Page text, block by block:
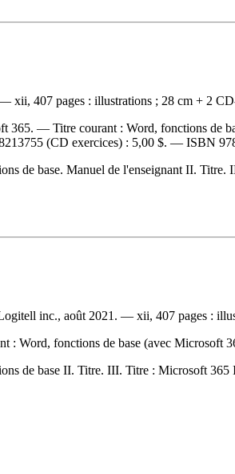
xii, 407 pages : illustrations ; 28 cm + 2
365. — Titre courant : Word, fonctions de
(CD exercices) : 5,00 $. — ISBN
de base. Manuel de l'enseignant II.
inc., août 2021. — xii, 407 pages :
: Word, fonctions de base (avec Microsoft
de base II. Titre. III. Titre : Microsoft 365